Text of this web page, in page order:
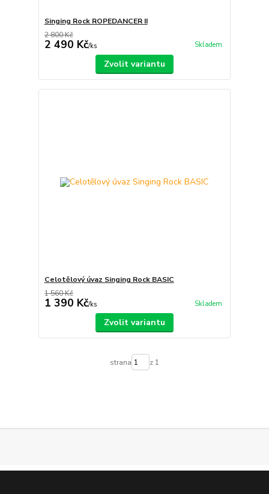
Singing Rock ROPEDANCER II
2 800 Kč
2 490 Kč/ks Skladem
Zvolit variantu
Celotělový úvaz Singing Rock BASIC
1 560 Kč
1 390 Kč/ks Skladem
Zvolit variantu
strana z 1